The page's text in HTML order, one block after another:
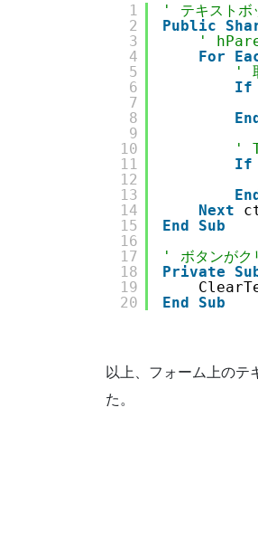
1
2
3
4
5
6
7
8
9
10
11
12
13
14
15
16
17
18
19
20
' テキストボ
Public
'
For
'
If
'
If
Next
End
Sub
' ボタンがク
Private
End
Sub
以上、フォーム上のテ
た。